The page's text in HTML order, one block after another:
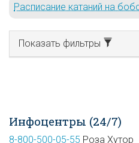
Расписание катаний на
Показать фильтры
Инфоцентры (24/7)
8-800-500-05-55 Роза Хутор